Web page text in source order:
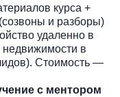
курса +
и разборы)
удаленно в
недвижимости в
Стоимость —
с ментором